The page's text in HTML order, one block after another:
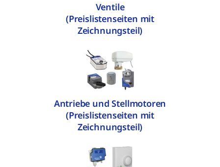
Ventile
(Preislistenseiten mit
Zeichnungsteil)
Antriebe und Stellmotoren
(Preislistenseiten mit
Zeichnungsteil)